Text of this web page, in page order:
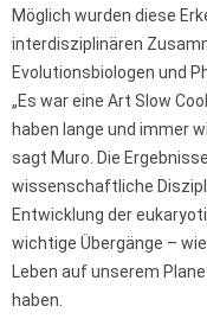
Möglich wurden diese
interdisziplinären
Evolutionsbiologen und
„Es war eine Art Slow
haben lange und immer
sagt Muro. Die
wissenschaftliche
Entwicklung der
wichtige Übergänge –
Leben auf unserem
haben.